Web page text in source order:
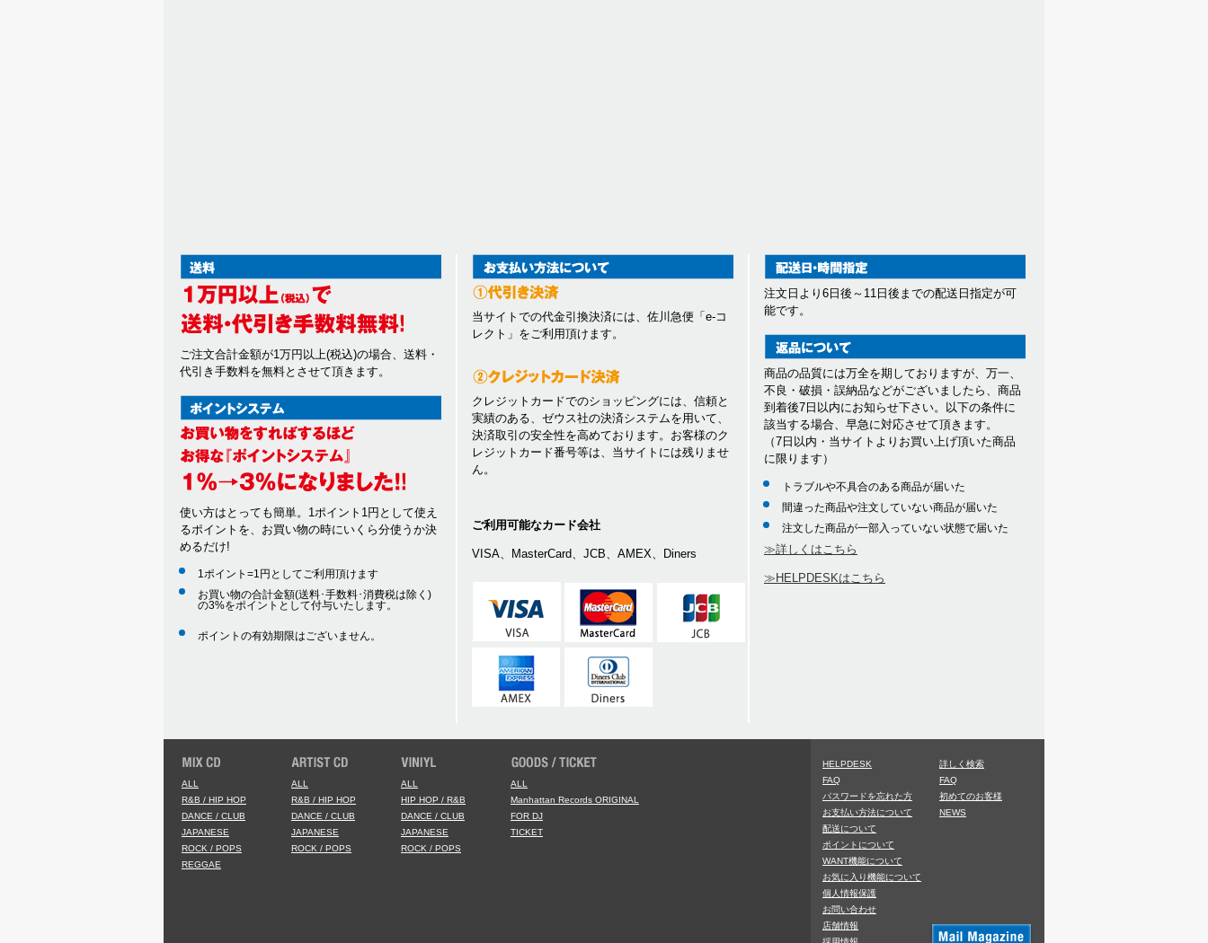
ご注文合計金額が1万円以上(税込)の場合、送料・
代引き手数料を無料とさせて頂きます。
使い方はとっても簡単。1ポイント1円として使え
るポイントを、お買い物の時にいくら分使うか決
めるだけ!
1ポイント=1円としてご利用頂けます
お買い物の合計金額(送料･手数料･消費税は除く)
の3%をポイントとして付与いたします。
ポイントの有効期限はございません。
当サイトでの代金引換決済には、佐川急便「e-コ
レクト」をご利用頂けます。
クレジットカードでのショッピングには、信頼と
実績のある、ゼウス社の決済システムを用いて、
決済取引の安全性を高めております。お客様のク
レジットカード番号等は、当サイトには残りませ
ん。
ご利用可能なカード会社
VISA、MasterCard、JCB、AMEX、Diners
注文日より6日後～11日後までの配送日指定が可
能です。
商品の品質には万全を期しておりますが、万一、
不良・破損・誤納品などがございましたら、商品
到着後7日以内にお知らせ下さい。以下の条件に
該当する場合、早急に対応させて頂きます。
（7日以内・当サイトよりお買い上げ頂いた商品
に限ります）
トラブルや不具合のある商品が届いた
間違った商品や注文していない商品が届いた
注文した商品が一部入っていない状態で届いた
≫詳しくはこちら
≫HELPDESKはこちら
ALL
R&B / HIP HOP
DANCE / CLUB
JAPANESE
ROCK / POPS
REGGAE
ALL
R&B / HIP HOP
DANCE / CLUB
JAPANESE
ROCK / POPS
ALL
HIP HOP / R&B
DANCE / CLUB
JAPANESE
ROCK / POPS
ALL
Manhattan Records ORIGINAL
FOR DJ
TICKET
HELPDESK
FAQ
パスワードを忘れた方
お支払い方法について
配送について
ポイントについて
WANT機能について
お気に入り機能について
個人情報保護
お問い合わせ
店舗情報
詳しく検索
FAQ
初めてのお客様
NEWS